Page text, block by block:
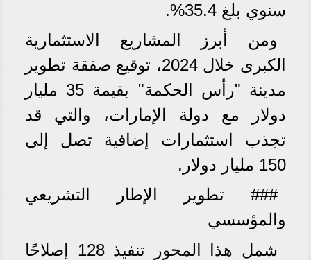
سنوي بلغ 35.4%.
ومن أبرز المشاريع الاستثمارية
الكبرى خلال 2024، توقيع صفقة تطوير
مدينة "رأس الحكمة" بقيمة 35 مليار
دولار مع دولة الإمارات، والتي قد
تجذب استثمارات إضافية تصل إلى
150 مليار دولار.
### تطوير الإطار التشريعي
والمؤسسي
شمل هذا المحور تنفيذ 128 إصلاحًا